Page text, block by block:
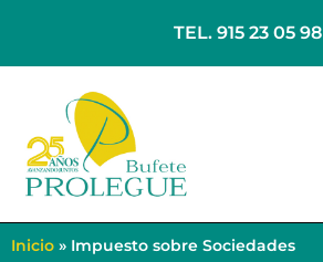
TEL. 915 23 05 98
Inicio » Impuesto sobre Sociedades